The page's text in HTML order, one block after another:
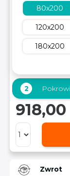
80x200
120x200
180x200
2
918,00
Zwrot